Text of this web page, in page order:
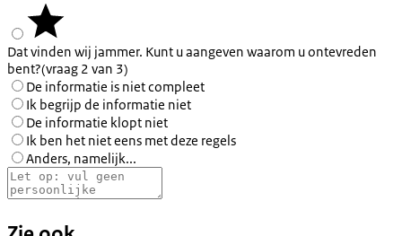
Dat vinden wij jammer. Kunt u aangeven waarom u ontevreden
bent?(vraag 2 van 3)
De informatie is niet compleet
Ik begrijp de informatie niet
De informatie klopt niet
Ik ben het niet eens met deze regels
Anders, namelijk...